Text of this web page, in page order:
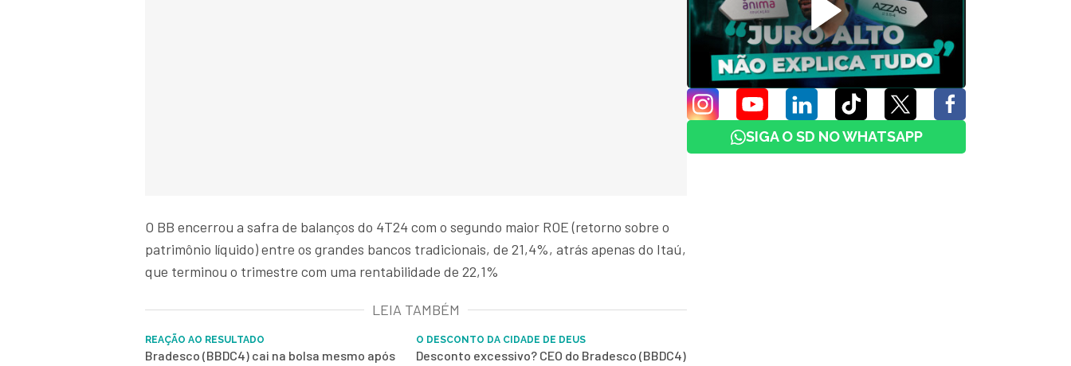
O BB encerrou a safra de balanços do 4T24 com o segundo maior ROE (retorno sobre o
patrimônio líquido) entre os grandes bancos tradicionais, de 21,4%, atrás apenas do Itaú,
que terminou o trimestre com uma rentabilidade de 22,1%
LEIA TAMBÉM
REAÇÃO AO RESULTADO
Bradesco (BBDC4) cai na bolsa mesmo após
O DESCONTO DA CIDADE DE DEUS
Desconto excessivo? CEO do Bradesco (BBDC4)
SIGA O SD NO WHATSAPP